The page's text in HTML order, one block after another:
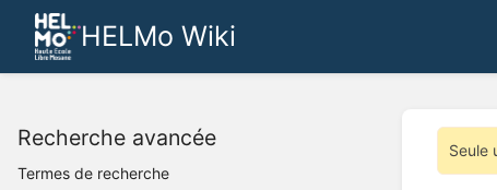
HELMo Wiki
Recherche avancée
Termes de recherche
Seule